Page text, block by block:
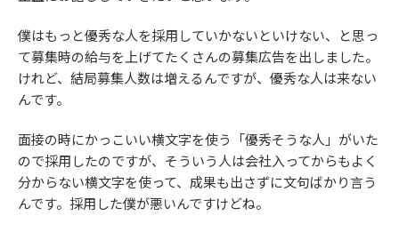
僕はもっと優秀な人を採用していかないといけない、と思っ
て募集時の給与を上げてたくさんの募集広告を出しました。
けれど、結局募集人数は増えるんですが、優秀な人は来ない
んです。
面接の時にかっこいい横文字を使う「優秀そうな人」がいた
ので採用したのですが、そういう人は会社入ってからもよく
分からない横文字を使って、成果も出さずに文句ばかり言う
んです。採用した僕が悪いんですけどね。